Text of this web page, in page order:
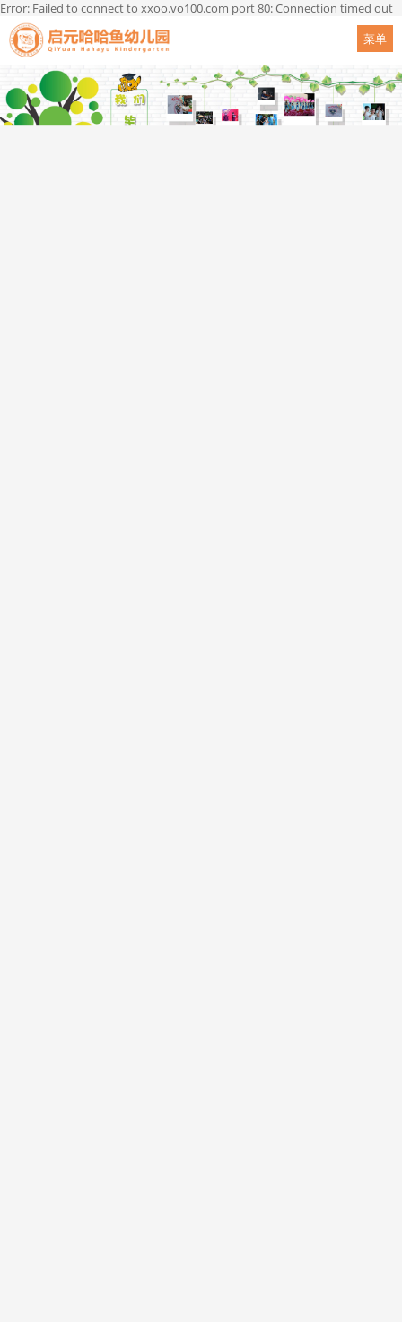
Error: Failed to connect to xxoo.vo100.com port 80: Connection timed out
菜单